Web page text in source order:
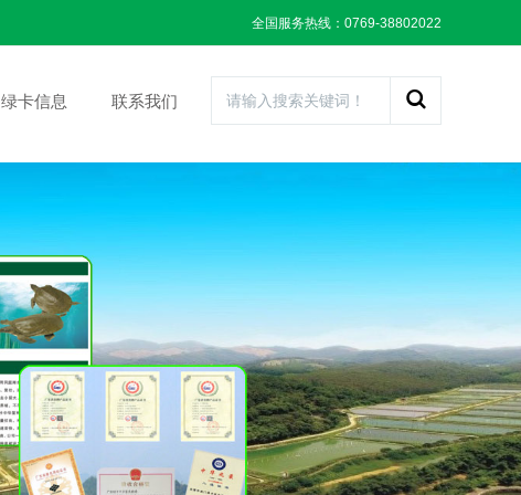
全国服务热线：0769-38802022
绿卡信息 联系我们